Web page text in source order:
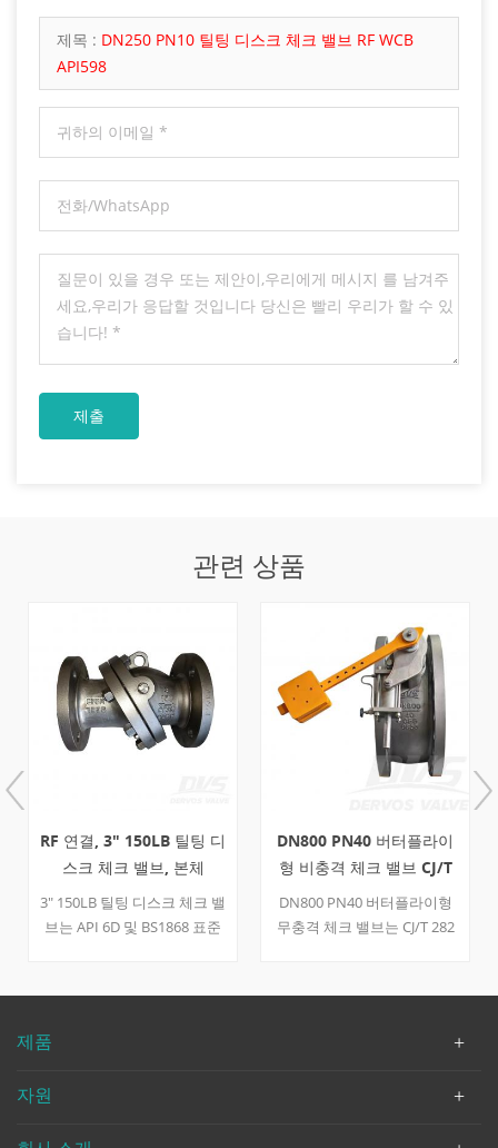
제목 : DN250 PN10 틸팅 디스크 체크 밸브 RF WCB
API598
관련 상품
RF 연결, 3" 150LB 틸팅 디
스크 체크 밸브, 본체
CF8M, API6D
3" 150LB 틸팅 디스크 체크 밸
브는 API 6D 및 BS1868 표준
으로 제작되었습니다. 틸팅
조적 특성을 가지고 있습니
DN800 PN40 버터플라이
형 비충격 체크 밸브 CJ/T
282 EF
DN800 PN40 버터플라이형
무충격 체크 밸브는 CJ/T 282
질이며, 유압 실린더와 카운
변수 유형 버터플라이형 비충
제품
자원